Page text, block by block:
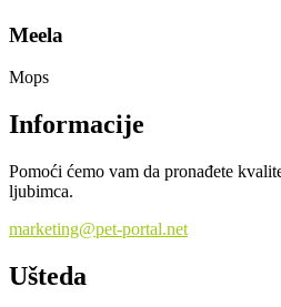
Meela
Mops
Informacije
Pomoći ćemo vam da pronađete
ljubimca.
marketing@pet-portal.net
Ušteda